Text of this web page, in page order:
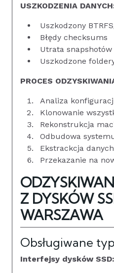
USZKODZENIA
Uszkodzony
Błędy checksums
Utrata snapshotów
Uszkodzone
PROCES
Analiza
Klonowanie
Rekonstrukcja
Odbudowa
Ekstrackcja danych
Przekazanie na
Z DYSKÓW
WARSZAWA
Obsługiwane
Interfejsy dysków SSD: